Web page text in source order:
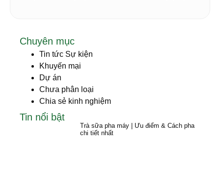
Chuyên mục
Tin tức Sự kiện
Khuyến mại
Dự án
Chưa phân loại
Chia sẻ kinh nghiệm
Tin nổi bật
Trà sữa pha máy | Ưu điểm & Cách pha
chi tiết nhất